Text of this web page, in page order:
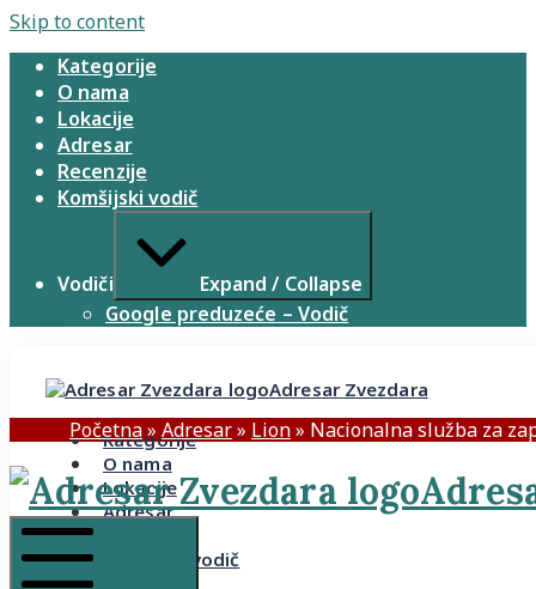
Skip to content
Kategorije
O nama
Lokacije
Adresar
Recenzije
Komšijski vodič
Vodiči
Expand / Collapse
Google preduzeće – Vodič
Adresar Zvezdara
Kategorije
O nama
Lokacije
Adresar
Komšijski vodič
Početna» Adresar» Lion» Nacionalna služba za